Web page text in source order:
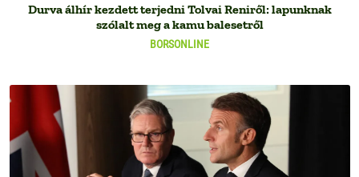
BORSONLINE
Durva álhír kezdett terjedni Tolvai Reniről: lapunknak
szólalt meg a kamu balesetről